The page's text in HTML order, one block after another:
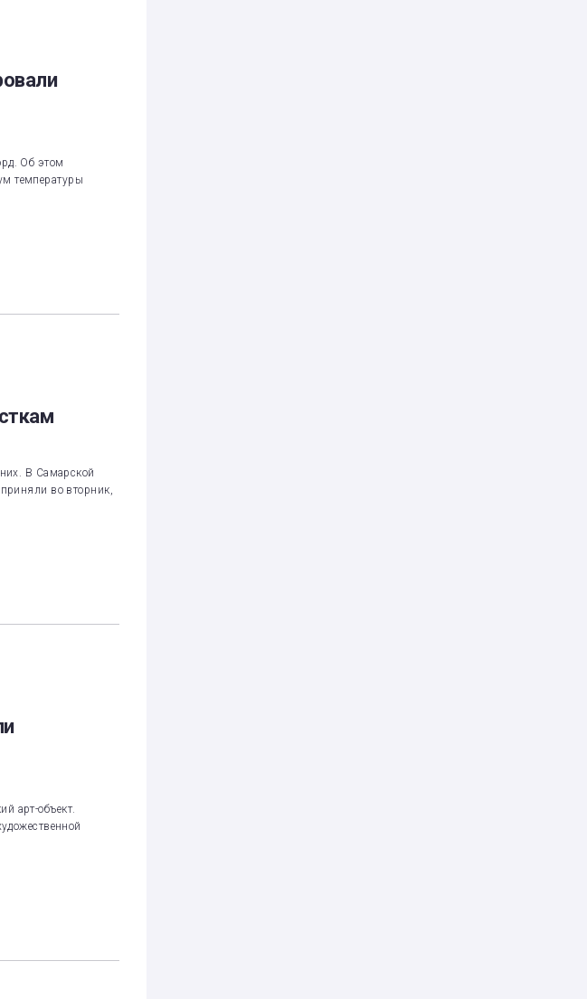
Об этом
температуры
В Самарской
во вторник,
арт-объект.